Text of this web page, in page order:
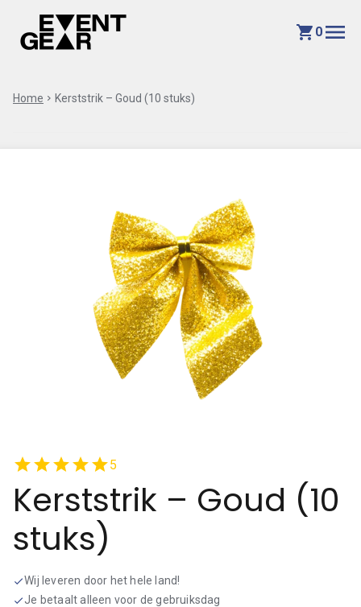
shopping_cart 0 menu
Home chevron_right Kerststrik – Goud (10 stuks)
starstarstarstarstar5
Kerststrik – Goud (10
stuks)
checkWij leveren door het hele land!
check Je betaalt alleen voor de gebruiksdag